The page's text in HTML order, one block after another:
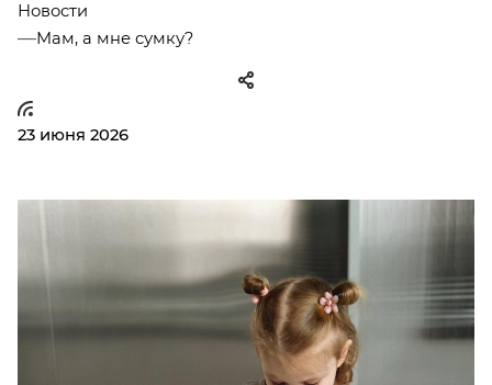
Новости
—Мам, а мне сумку?
23 июня 2026